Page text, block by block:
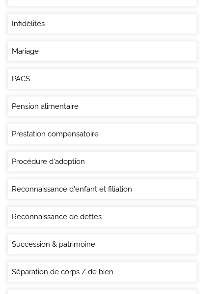
Infidélités
Mariage
PACS
Pension alimentaire
Prestation compensatoire
Procédure d'adoption
Reconnaissance d'enfant et filiation
Reconnaissance de dettes
Succession & patrimoine
Séparation de corps / de bien